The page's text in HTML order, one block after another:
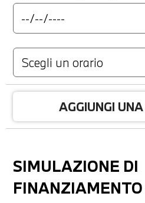
AGGIUNGI
SIMULAZIONE DI
FINANZIAMENTO